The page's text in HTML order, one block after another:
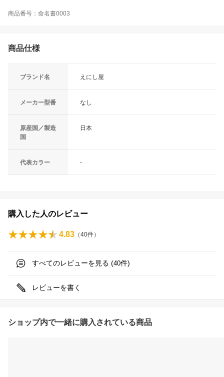
商品番号：命名書0003
商品仕様
ブランド名 えにし屋
メーカー型番 なし
原産国／製造
国
日本
代表カラー -
購入した人のレビュー
4.83 （40件）
すべてのレビューを見る (40件)
レビューを書く
ショップ内で一緒に購入されている商品